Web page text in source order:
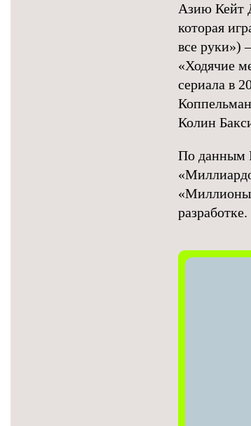
Азию Кейт
которая
все руки»)
«Ходячие
сериала в
Колин
По данным
разработке.